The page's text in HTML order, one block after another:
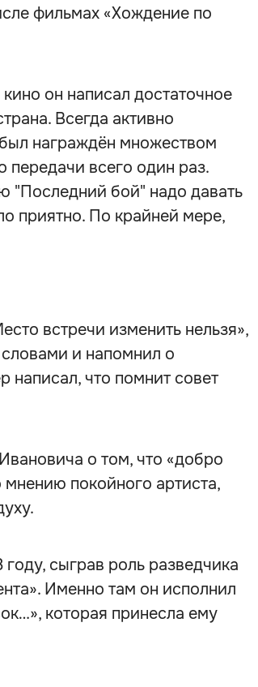
фильмах «Хождение по
он написал достаточное
Всегда активно
награждён множеством
передачи всего один раз.
"Последний бой" надо давать
приятно. По крайней мере,
встречи изменить нельзя»,
и напомнил о
написал, что помнит совет
о том, что «добро
покойного артиста,
сыграв роль разведчика
Именно там он исполнил
которая принесла ему